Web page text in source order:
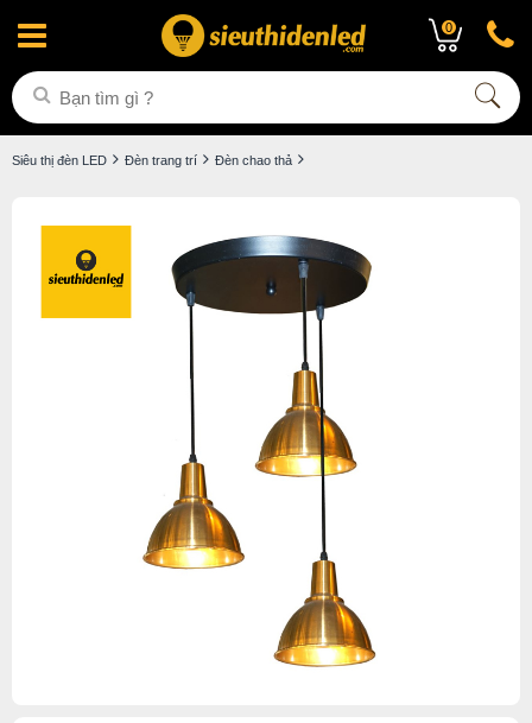
0
Siêu thị đèn LED Đèn trang trí Đèn chao thả